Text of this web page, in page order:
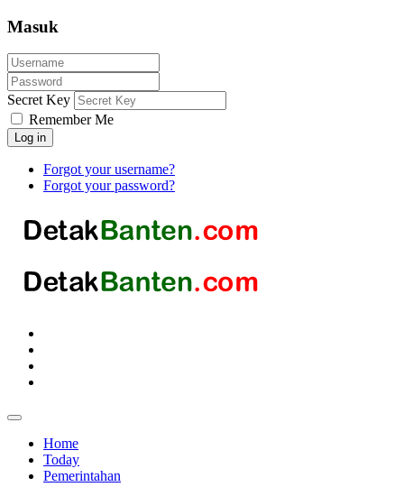
Masuk
Secret Key
Remember Me
Log in
Forgot your username?
Forgot your password?
Home
Today
Pemerintahan